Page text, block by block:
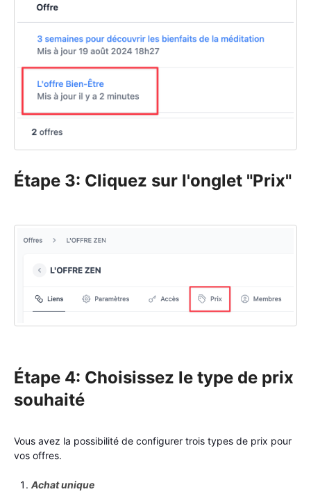
Étape 3: Cliquez sur l'onglet "Prix"
Étape 4: Choisissez le type de prix
souhaité
Vous avez la possibilité de configurer trois types de prix pour
vos offres.
Achat unique